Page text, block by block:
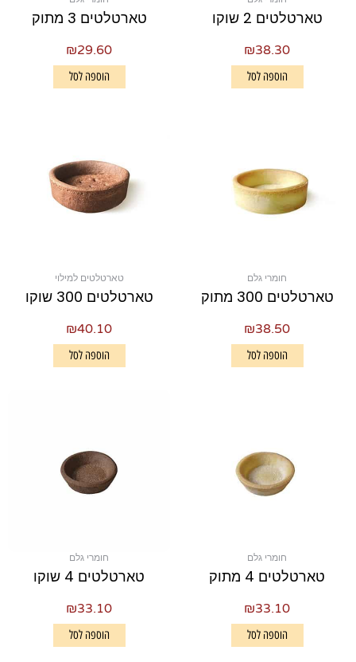
טארטלטים 2 שוקו
₪38.30
הוספה לסל
טארטלטים 3 מתוק
₪29.60
הוספה לסל
חומרי גלם
טארטלטים 300 מתוק
₪38.50
הוספה לסל
טארטלטים למילוי
טארטלטים 300 שוקו
₪40.10
הוספה לסל
חומרי גלם
טארטלטים 4 מתוק
₪33.10
הוספה לסל
חומרי גלם
טארטלטים 4 שוקו
₪33.10
הוספה לסל